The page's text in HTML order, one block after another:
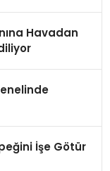
Havadan
İşe Götür